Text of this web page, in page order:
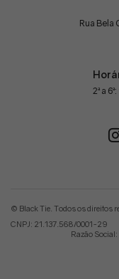
Rua Bela
2ª a
© Black Tie. Todos os direitos
CNPJ: 21.137.568/0001-29
Razão